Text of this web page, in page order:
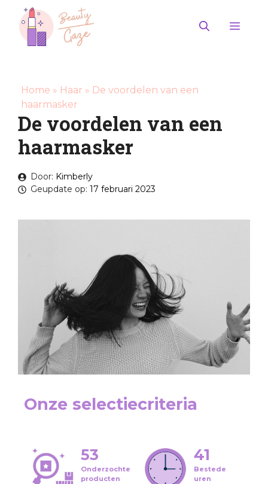
naar
Home » Haar » De voordelen van een
haarmasker
De voordelen van een
haarmasker
Door: Kimberly
Geupdate op: 17 februari 2023
Onze selectiecriteria
53
Onderzochte
producten
41
Bestede
uren